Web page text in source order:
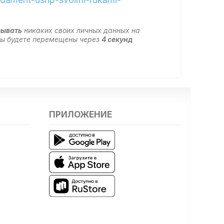
никаких своих личных данных на
будете перемещены через4секунд
ПРИЛОЖЕНИЕ